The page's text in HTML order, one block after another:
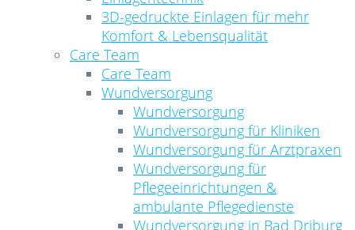
3D-gedruckte Einlagen für mehr
Komfort & Lebensqualität
Care Team
Care Team
Wundversorgung
Wundversorgung
Wundversorgung für Kliniken
Wundversorgung für Arztpraxen
Wundversorgung für
Pflegeeinrichtungen &
ambulante Pflegedienste
Wundversorgung in Bad Driburg